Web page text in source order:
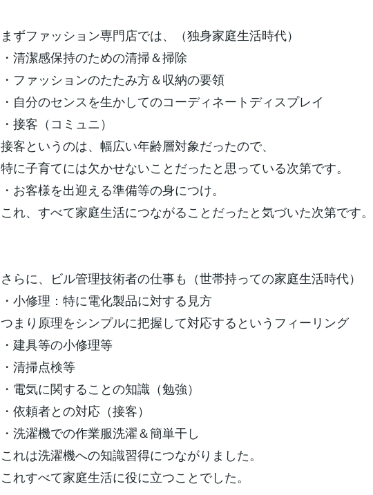
まずファッション専門店では、（独身家庭生活時代）
・清潔感保持のための清掃＆掃除
・ファッションのたたみ方＆収納の要領
・自分のセンスを生かしてのコーディネートディスプレイ
・接客（コミュニ）
接客というのは、幅広い年齢層対象だったので、
特に子育てには欠かせないことだったと思っている次第です。
・お客様を出迎える準備等の身につけ。
これ、すべて家庭生活につながることだったと気づいた次第です。
さらに、ビル管理技術者の仕事も（世帯持っての家庭生活時代）
・小修理：特に電化製品に対する見方
つまり原理をシンプルに把握して対応するというフィーリング
・建具等の小修理等
・清掃点検等
・電気に関することの知識（勉強）
・依頼者との対応（接客）
・洗濯機での作業服洗濯＆簡単干し
これは洗濯機への知識習得につながりました。
これすべて家庭生活に役に立つことでした。